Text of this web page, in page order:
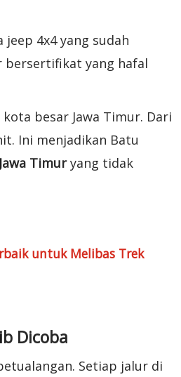
4x4 yang sudah
bersertifikat yang hafal
besar Jawa Timur. Dari
Ini menjadikan Batu
Timuryang tidak
untuk Melibas Trek
Dicoba
Setiap jalur di